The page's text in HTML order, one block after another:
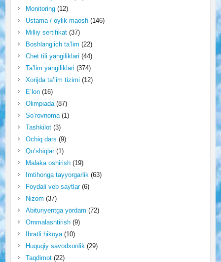
Monitoring(12)
Ustama / oylik maosh(146)
Milliy sertifikat(37)
Boshlang‘ich ta’lim (22)
Chet tili yangiliklari (44)
Ta’lim yangiliklari (374)
Xorijda ta’lim tizimi (12)
E’lon(16)
Olimpiada(87)
So‘rovnoma(1)
Tashkilot(3)
Ochiq dars (9)
Qo‘shiqlar(1)
Malaka oshirish(19)
Imtihonga tayyorgarlik (63)
Foydali veb saytlar(6)
Nizom (37)
Abituriyentga yordam (72)
Ommalashtirish(9)
Ibratli hikoya(10)
Huquqiy savodxonlik (29)
Taqdimot(22)